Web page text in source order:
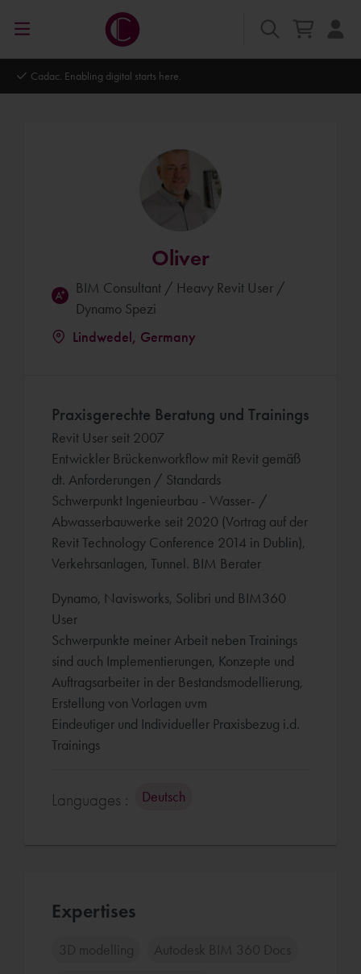
Autodesk Platinum Partner
Oliver
BIM Consultant / Heavy Revit User /
Dynamo Spezi
Lindwedel, Germany
Praxisgerechte Beratung und Trainings
Revit User seit 2007
Entwickler Brückenworkflow mit Revit gemäß
dt. Anforderungen / Standards
Schwerpunkt Ingenieurbau - Wasser- /
Abwasserbauwerke seit 2020 (Vortrag auf der
Revit Technology Conference 2014 in Dublin),
Verkehrsanlagen, Tunnel. BIM Berater
Dynamo, Navisworks, Solibri und BIM360
User
Schwerpunkte meiner Arbeit neben Trainings
sind auch Implementierungen, Konzepte und
Auftragsarbeiter in der Bestandsmodellierung,
Erstellung von Vorlagen uvm
Eindeutiger und Individueller Praxisbezug i.d.
Trainings
Languages : Deutsch
Expertises
3D modelling Autodesk BIM 360 Docs